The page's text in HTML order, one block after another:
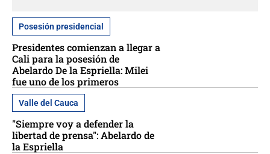
Posesión presidencial
Presidentes comienzan a llegar a
Cali para la posesión de
Abelardo De la Espriella: Milei
fue uno de los primeros
Valle del Cauca
"Siempre voy a defender la
libertad de prensa": Abelardo de
la Espriella